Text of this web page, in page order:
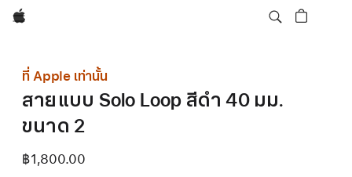
Apple
ที่ Apple เท่านั้น
สายแบบ Solo Loop สีดำ 40 มม.
ขนาด 2
฿1,800.00